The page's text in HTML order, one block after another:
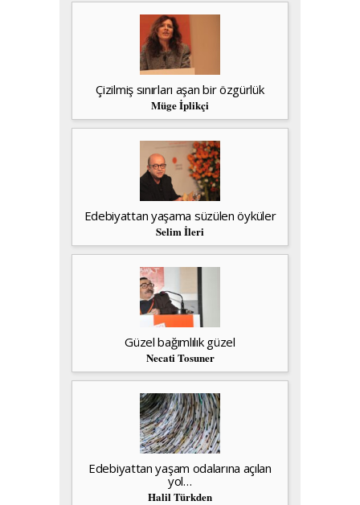
Çizilmiş sınırları aşan bir özgürlük
Müge İplikçi
Edebiyattan yaşama süzülen öyküler
Selim İleri
Güzel bağımlılık güzel
Necati Tosuner
Edebiyattan yaşam odalarına açılan
yol…
Halil Türkden